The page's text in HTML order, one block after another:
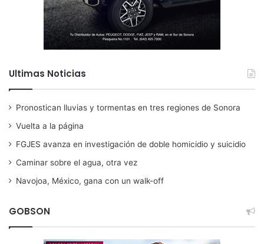
Ultimas Noticias
Pronostican lluvias y tormentas en tres regiones de Sonora
Vuelta a la página
FGJES avanza en investigación de doble homicidio y suicidio
Caminar sobre el agua, otra vez
Navojoa, México, gana con un walk-off
GOBSON